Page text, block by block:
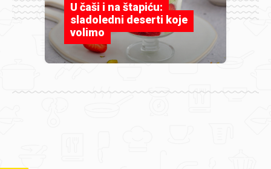
U čaši i na štapiću:
sladoledni deserti koje
volimo